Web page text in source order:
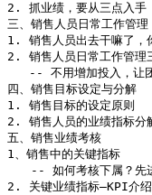
2. 抓业绩，要从三点入手
三、销售人员日常工作管理
1. 销售人员出去干嘛了，
2. 销售人员日常工作管理
-- 不用增加投入，让
四、销售目标设定与分解
1. 销售目标的设定原则
2. 销售人员的业绩指标分
五、销售业绩考核
1、销售中的关键指标
-- 如何考核下属？先进
2. 关键业绩指标—KPI介绍